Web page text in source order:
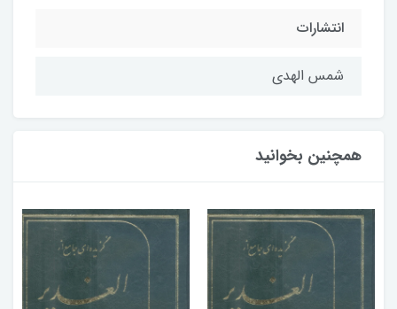
انتشارات
شمس الهدی
همچنین بخوانید